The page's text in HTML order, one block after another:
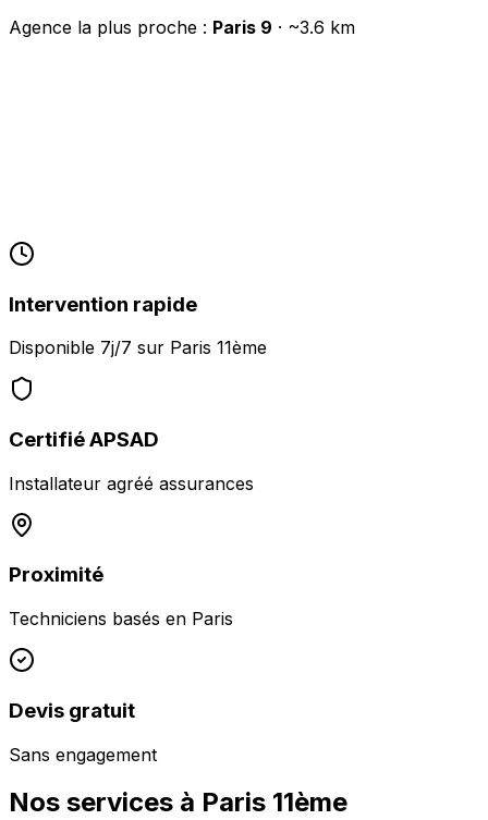
Agence la plus proche : Paris 9 · ~3.6 km
Intervention rapide
Disponible 7j/7 sur Paris 11ème
Certifié APSAD
Installateur agréé assurances
Proximité
Techniciens basés en Paris
Devis gratuit
Sans engagement
Nos services à Paris 11ème